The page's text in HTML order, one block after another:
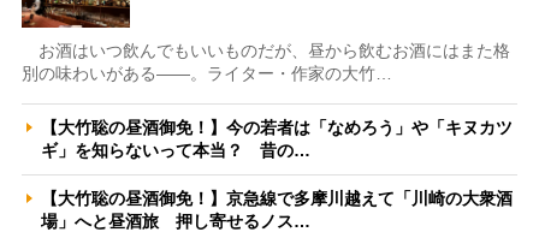
お酒はいつ飲んでもいいものだが、昼から飲むお酒にはまた格
別の味わいがある――。ライター・作家の大竹…
【大竹聡の昼酒御免！】今の若者は「なめろう」や「キヌカツ
ギ」を知らないって本当？ 昔の…
【大竹聡の昼酒御免！】京急線で多摩川越えて「川崎の大衆酒
場」へと昼酒旅 押し寄せるノス…